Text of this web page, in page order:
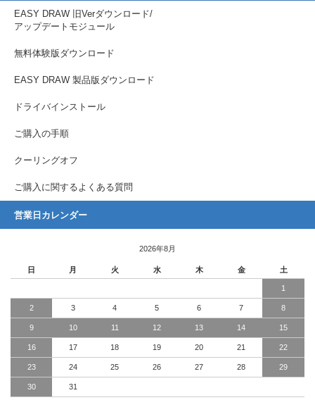
EASY DRAW 旧Verダウンロード/
アップデートモジュール
無料体験版ダウンロード
EASY DRAW 製品版ダウンロード
ドライバインストール
ご購入の手順
クーリングオフ
ご購入に関するよくある質問
営業日カレンダー
2026年8月
日 月 火 水 木 金 土
1
2 3 4 5 6 7 8
9 10 11 12 13 14 15
16 17 18 19 20 21 22
23 24 25 26 27 28 29
30 31